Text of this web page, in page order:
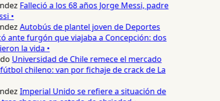
Falleció a los 68 años Jorge Messi, padre
•
Autobús de plantel joven de Deportes
ante furgón que viajaba a Concepción: dos
la vida •
Universidad de Chile remece el mercado
chileno: van por fichaje de crack de La
Imperial Unido se refiere a situación de